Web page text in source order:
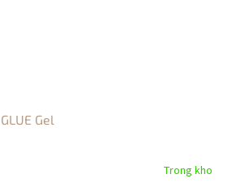
GLUE Gel
Trong kho